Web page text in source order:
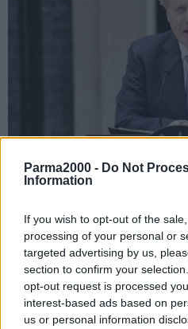
Parma2000 - Do Not
Information
If you wish to opt-out of the
processing of your personal or
targeted advertising by us,
section to confirm your
opt-out request is processed
interest-based ads based on
us or personal information
LONDRA (ITALPRESS) – Il primo
ha annunciato le sue dimissioni da
nel corso di una rapida conferenza
Downing Street, la residenza del
Johnson resterà in carica a
non avranno deciso chi sarà il suo